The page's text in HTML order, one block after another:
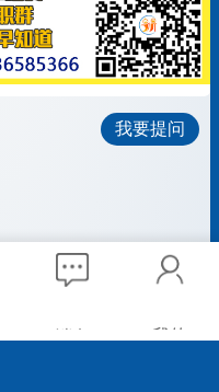
我要提问
消息 我的